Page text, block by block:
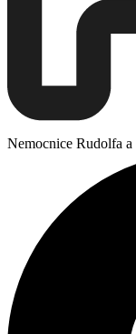
Nemocnice Rudolfa a